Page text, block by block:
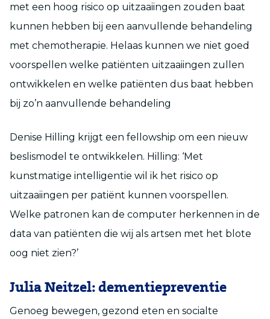
met een hoog risico op uitzaaiingen zouden baat
kunnen hebben bij een aanvullende behandeling
met chemotherapie. Helaas kunnen we niet goed
voorspellen welke patiënten uitzaaiingen zullen
ontwikkelen en welke patiënten dus baat hebben
bij zo’n aanvullende behandeling
Denise Hilling krijgt een fellowship om een nieuw
beslismodel te ontwikkelen. Hilling: ‘Met
kunstmatige intelligentie wil ik het risico op
uitzaaiingen per patiënt kunnen voorspellen.
Welke patronen kan de computer herkennen in de
data van patiënten die wij als artsen met het blote
oog niet zien?’
Julia Neitzel: dementiepreventie
Genoeg bewegen, gezond eten en socialte